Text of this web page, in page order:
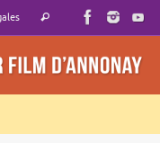
Recherche
Rechercher